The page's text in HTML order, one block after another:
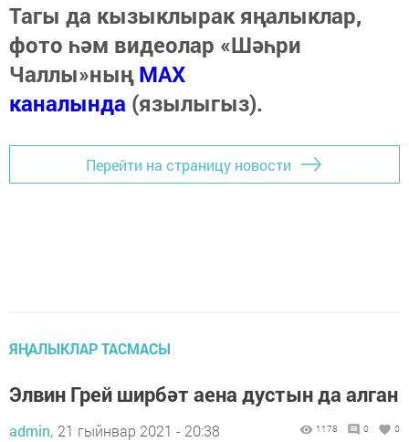
Тагы да кызыклырак яңалыклар,
фото һәм видеолар «Шәһри
Чаллы»ныңMAX
каналында (язылыгыз).
Перейти на страницу новости
ЯҢАЛЫКЛАР ТАСМАСЫ
Элвин Грей ширбәт аена дустын да алган
admin, 21 гыйнвар 2021 - 20:38 1178 0 0